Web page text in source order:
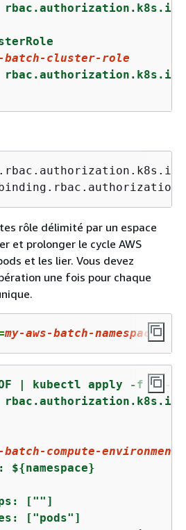
batch-cluster-role
rôle délimité par un espace
et prolonger le cycle AWS
et les lier. Vous devez
une fois pour chaque
my-aws-batch-namespace
| kubectl apply -f - --
rbac.authorization.k8s.io/
batch-compute-
$
{namespace}
[""]
["pods"]